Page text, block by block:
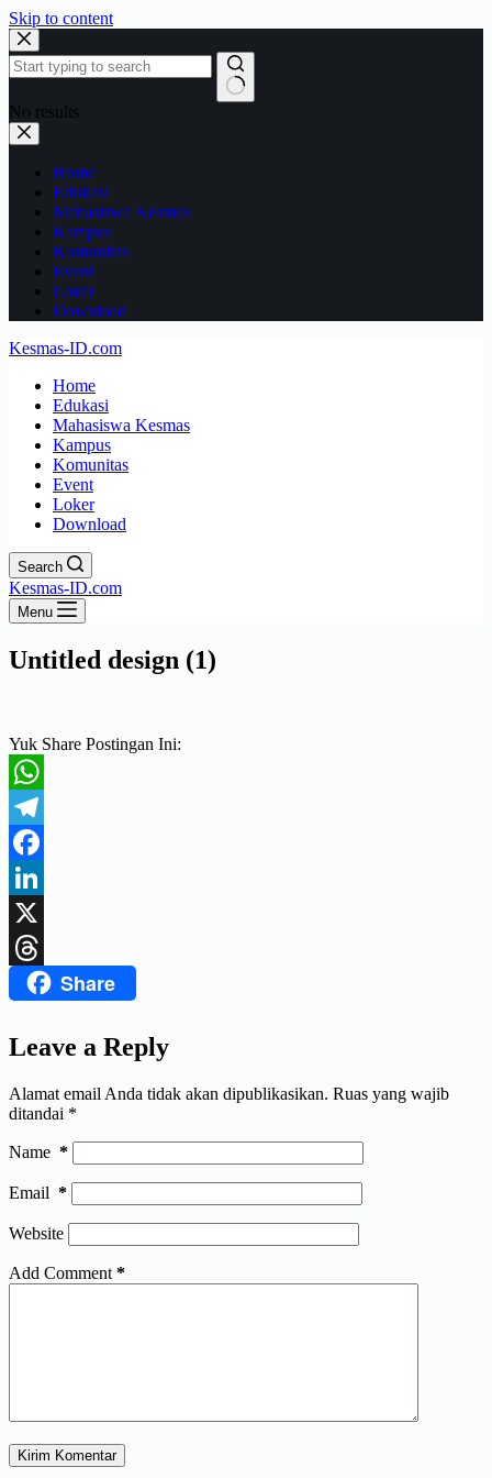
Skip to content
No results
Home
Edukasi
Mahasiswa Kesmas
Kampus
Komunitas
Event
Loker
Download
Kesmas-ID.com
Home
Edukasi
Mahasiswa Kesmas
Kampus
Komunitas
Event
Loker
Download
Search
Kesmas-ID.com
Menu
Untitled design (1)
Yuk Share Postingan Ini:
WhatsApp
Telegram
Facebook
LinkedIn
X
ThreadsShare
Leave a Reply
Alamat email Anda tidak akan dipublikasikan. Ruas yang wajib
ditandai *
Name *
Email *
Website
Add Comment *
Kirim Komentar